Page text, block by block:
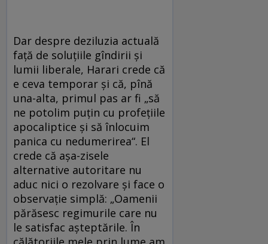
Dar despre deziluzia actuală
față de soluțiile gîndirii și
lumii liberale, Harari crede că
e ceva temporar și că, pînă
una-alta, primul pas ar fi „să
ne potolim puțin cu profețiile
apocaliptice și să înlocuim
panica cu nedumerirea“. El
crede că așa-zisele
alternative autoritare nu
aduc nici o rezolvare și face o
observație simplă: „Oamenii
părăsesc regimurile care nu
le satisfac așteptările. În